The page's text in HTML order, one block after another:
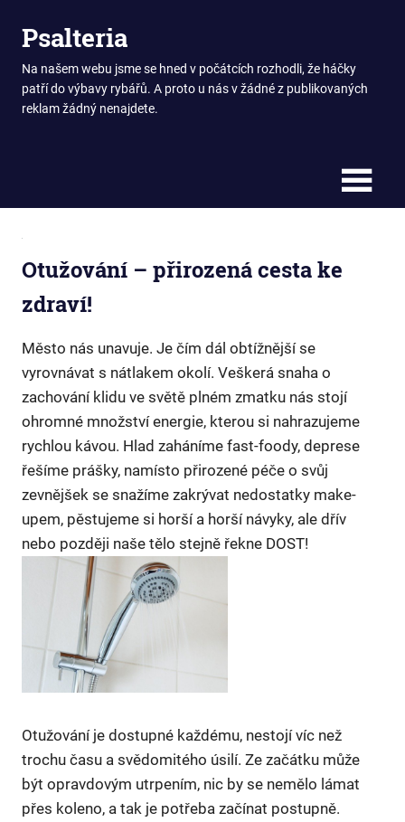
Psalteria
Na našem webu jsme se hned v počátcích rozhodli, že háčky
patří do výbavy rybářů. A proto u nás v žádné z publikovaných
reklam žádný nenajdete.
Otužování – přirozená cesta ke
zdraví!
Město nás unavuje. Je čím dál obtížnější se
vyrovnávat s nátlakem okolí. Veškerá snaha o
zachování klidu ve světě plném zmatku nás stojí
ohromné množství energie, kterou si nahrazujeme
rychlou kávou. Hlad zaháníme fast-foody, deprese
řešíme prášky, namísto přirozené péče o svůj
zevnějšek se snažíme zakrývat nedostatky make-
upem, pěstujeme si horší a horší návyky, ale dřív
nebo později naše tělo stejně řekne DOST!
Otužování je dostupné každému, nestojí víc než
trochu času a svědomitého úsilí. Ze začátku může
být opravdovým utrpením, nic by se nemělo lámat
přes koleno, a tak je potřeba začínat postupně.